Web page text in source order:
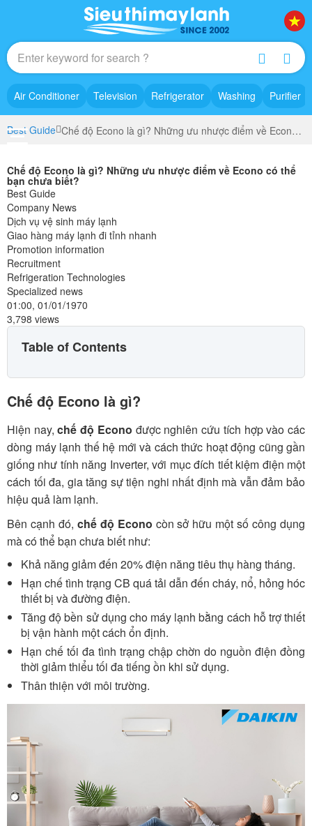
Air Conditioner Television Refrigerator Washing Purifier
Best Guide Chế độ Econo là gì? Những ưu nhược điểm về Econo có thể bạn chưa biết?
Chế độ Econo là gì? Những ưu nhược điểm về Econo có thể
bạn chưa biết?
Best Guide
Company News
Dịch vụ vệ sinh máy lạnh
Giao hàng máy lạnh đi tỉnh nhanh
Promotion information
Recruitment
Refrigeration Technologies
Specialized news
01:00, 01/01/1970
3,798 views
Table of Contents
Chế độ Econo là gì?
Hiện nay,chế độ Econo được nghiên cứu tích hợp vào các
dòng máy lạnh thế hệ mới và cách thức hoạt động cũng gần
giống như tính năng Inverter, với mục đích tiết kiệm điện một
cách tối đa, gia tăng sự tiện nghi nhất định mà vẫn đảm bảo
hiệu quả làm lạnh.
Bên cạnh đó, chế độ Econo còn sở hữu một số công dụng
mà có thể bạn chưa biết như:
Khả năng giảm đến 20% điện năng tiêu thụ hàng tháng.
Hạn chế tình trạng CB quá tải dẫn đến cháy, nổ, hỏng hóc
thiết bị và đường điện.
Tăng độ bền sử dụng cho máy lạnh bằng cách hỗ trợ thiết
bị vận hành một cách ổn định.
Hạn chế tối đa tình trạng chập chờn do nguồn điện đồng
thời giảm thiểu tối đa tiếng ồn khi sử dụng.
Thân thiện với môi trường.